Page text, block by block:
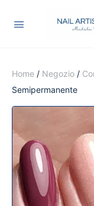
Home / Negozio /
Semipermanente